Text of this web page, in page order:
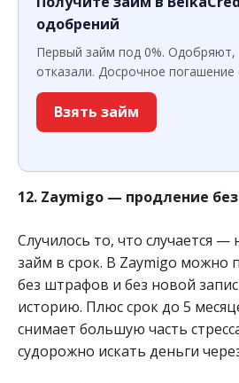
одобрений
Первый займ под 0%. Одобряют,
отказали. Досрочное погашение
Взять займ
12. Zaymigo — продление
Случилось то, что случается —
займ в срок. В Zaymigo можно
без штрафов и без новой
историю. Плюс срок до 5
снимает большую часть
судорожно искать деньги